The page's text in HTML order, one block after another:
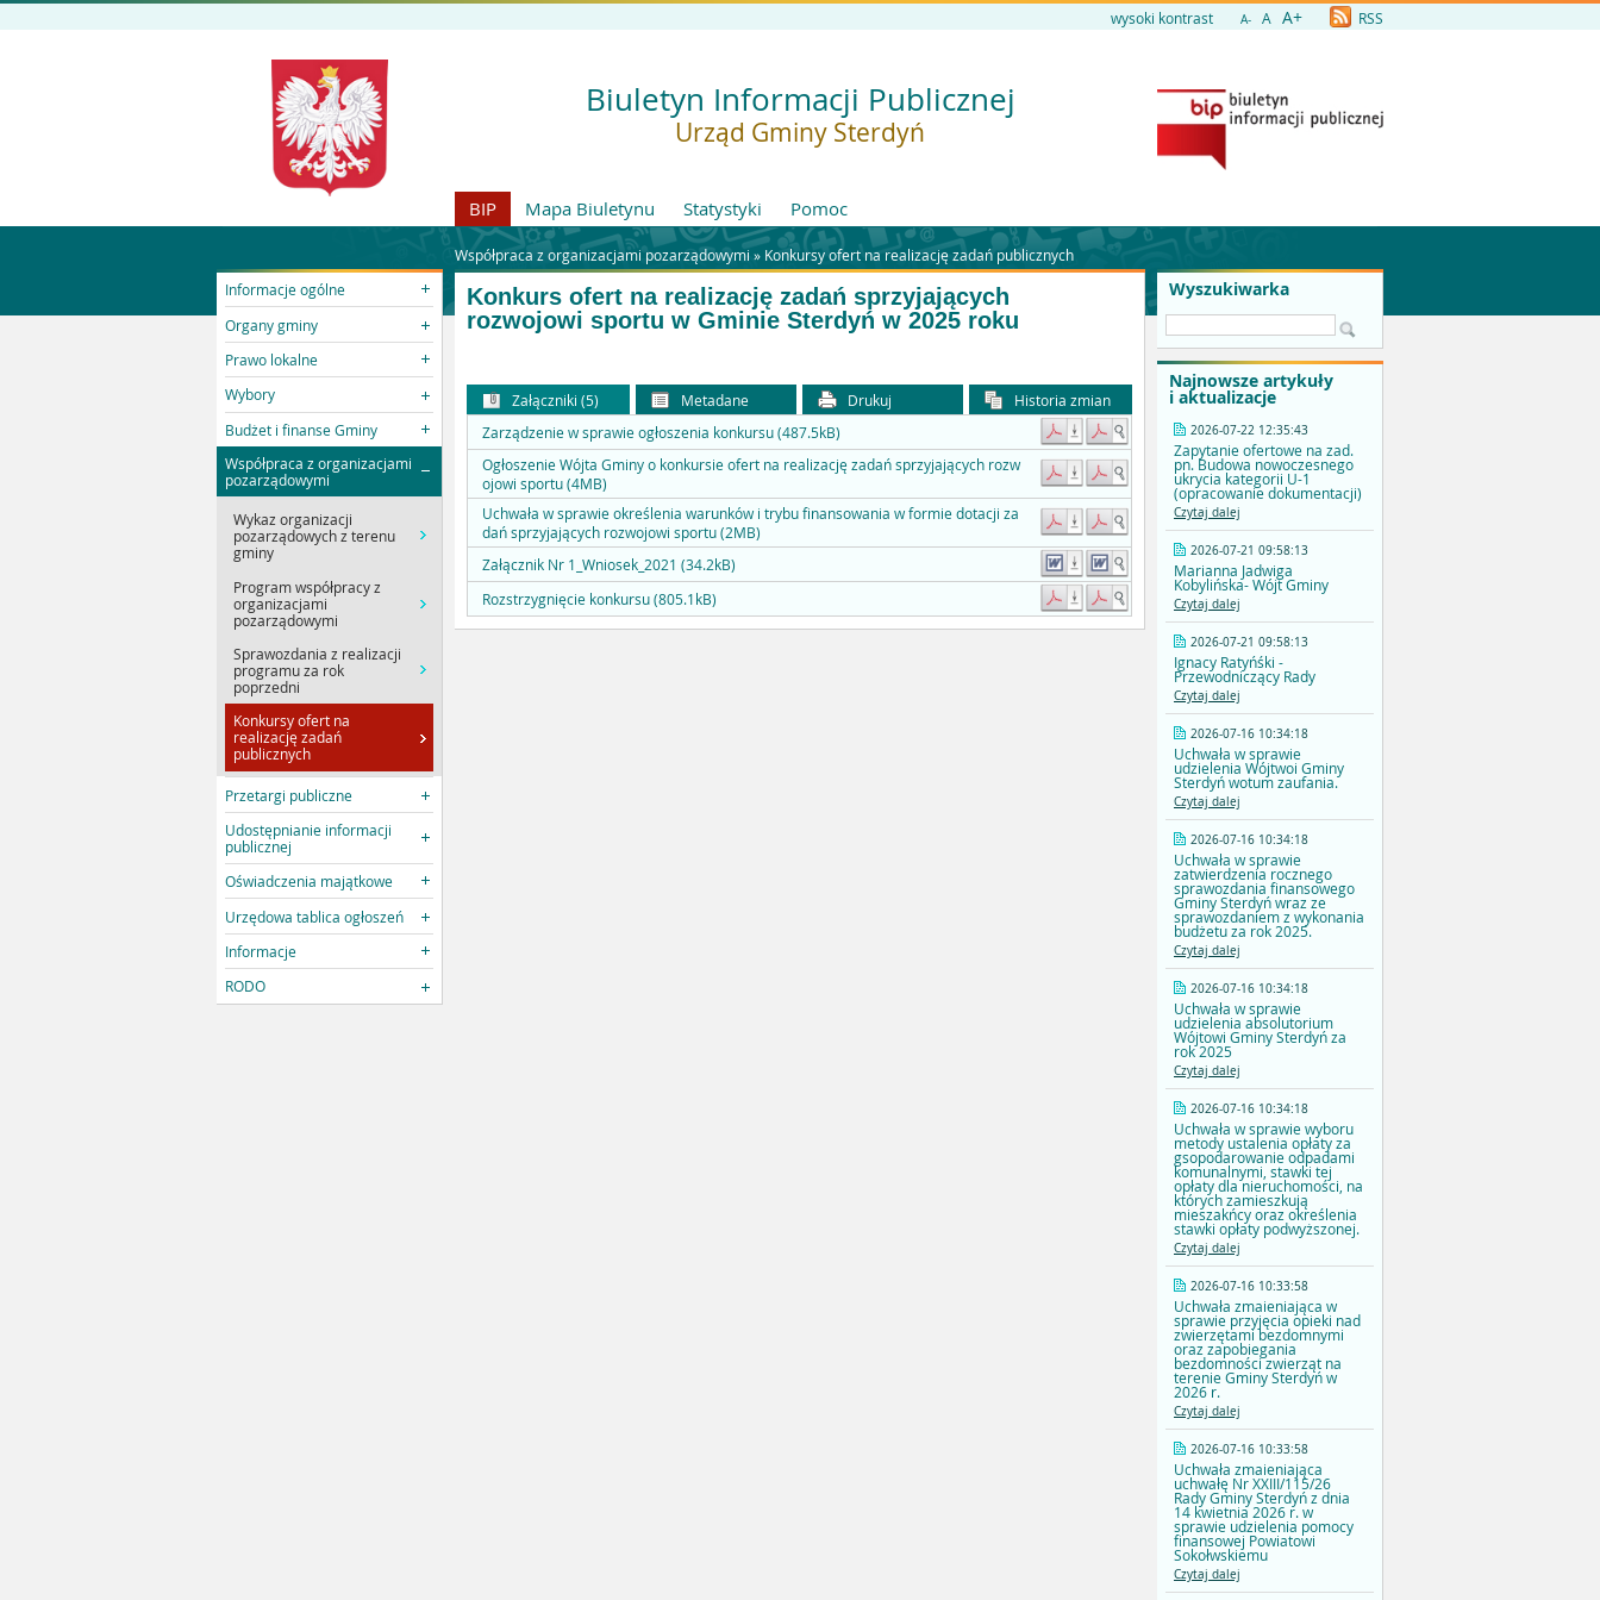
wysoki kontrast A- A A+ RSS
Biuletyn Informacji Publicznej
Urząd Gminy Sterdyń
BIP Mapa Biuletynu Statystyki Pomoc
Współpraca z organizacjami pozarządowymi » Konkursy ofert na realizację zadań publicznych
Informacje ogólne
Organy gminy
Prawo lokalne
Wybory
Budżet i finanse Gminy
Współpraca z organizacjami
pozarządowymi
Wykaz organizacji
pozarządowych z terenu
gminy
Program współpracy z
organizacjami
pozarządowymi
Sprawozdania z realizacji
programu za rok
poprzedni
Konkursy ofert na
realizację zadań
publicznych
Przetargi publiczne
Udostępnianie informacji
publicznej
Oświadczenia majątkowe
Urzędowa tablica ogłoszeń
Informacje
RODO
Wyszukiwarka
Najnowsze artykuły
i aktualizacje
2026-07-22 12:35:43
Zapytanie ofertowe na zad.
pn. Budowa nowoczesnego
ukrycia kategorii U-1
(opracowanie dokumentacji)
Czytaj dalej
2026-07-21 09:58:13
Marianna Jadwiga
Kobylińska- Wójt Gminy
Czytaj dalej
2026-07-21 09:58:13
Ignacy Ratyńśki -
Przewodniczący Rady
Czytaj dalej
2026-07-16 10:34:18
Uchwała w sprawie
udzielenia Wójtwoi Gminy
Sterdyń wotum zaufania.
Czytaj dalej
2026-07-16 10:34:18
Uchwała w sprawie
zatwierdzenia rocznego
sprawozdania finansowego
Gminy Sterdyń wraz ze
sprawozdaniem z wykonania
budżetu za rok 2025.
Czytaj dalej
2026-07-16 10:34:18
Uchwała w sprawie
udzielenia absolutorium
Wójtowi Gminy Sterdyń za
rok 2025
Czytaj dalej
2026-07-16 10:34:18
Uchwała w sprawie wyboru
metody ustalenia opłaty za
gsopodarowanie odpadami
komunalnymi, stawki tej
opłaty dla nieruchomości, na
których zamieszkują
mieszakńcy oraz określenia
stawki opłaty podwyższonej.
Czytaj dalej
2026-07-16 10:33:58
Uchwała zmaieniająca w
sprawie przyjęcia opieki nad
zwierzętami bezdomnymi
oraz zapobiegania
bezdomności zwierząt na
terenie Gminy Sterdyń w
2026 r.
Czytaj dalej
2026-07-16 10:33:58
Uchwała zmaieniająca
uchwałę Nr XXIII/115/26
Rady Gminy Sterdyń z dnia
14 kwietnia 2026 r. w
sprawie udzielenia pomocy
finansowej Powiatowi
Sokołwskiemu
Czytaj dalej
Konkurs ofert na realizację zadań sprzyjających
rozwojowi sportu w Gminie Sterdyń w 2025 roku
Załączniki (5) Metadane Drukuj
Historia zmian
Zarządzenie w sprawie ogłoszenia konkursu (487.5kB)
Ogłoszenie Wójta Gminy o konkursie ofert na realizację zadań sprzyjających rozw
ojowi sportu (4MB)
Uchwała w sprawie określenia warunków i trybu finansowania w formie dotacji za
dań sprzyjających rozwojowi sportu (2MB)
Załącznik Nr 1_Wniosek_2021 (34.2kB)
Rozstrzygnięcie konkursu (805.1kB)